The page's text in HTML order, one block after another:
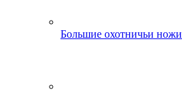
Большие охотничьи ножи